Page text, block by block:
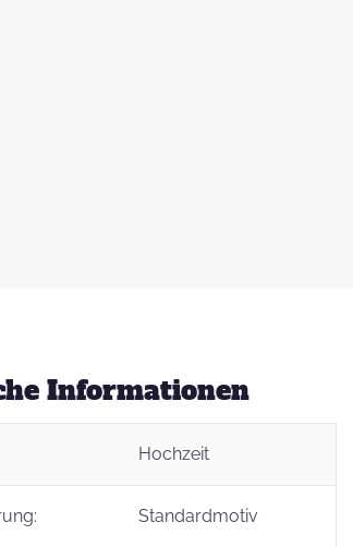
Informationen
Hochzeit
Standardmotiv